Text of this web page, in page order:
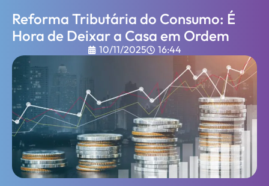
Reforma Tributária do Consumo: É
Hora de Deixar a Casa em Ordem
10/11/2025 16:44